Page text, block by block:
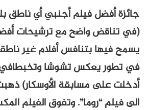
جائزة أفضل فيلم أجنبي أي ناطق
(في تناقض واضح مع ترشيحات
يسمح فيها بتنافس أفلام غير
في تطور يعكس تشوشا وتخبطافي
أدخلت على مسابقة الأوسكار)
الى فيلم “روما”. وتفوق الفيلم